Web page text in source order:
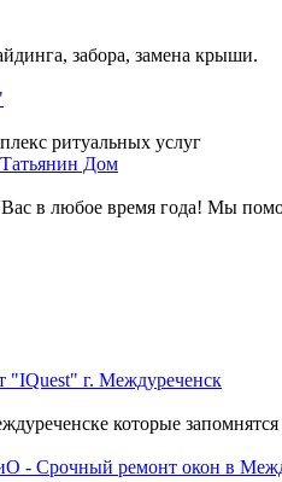
забора, замена крыши.
ритуальных услуг
Дом
в любое время года! Мы
"IQuest" г. Междуреченск
которые
- Срочный ремонт окон в